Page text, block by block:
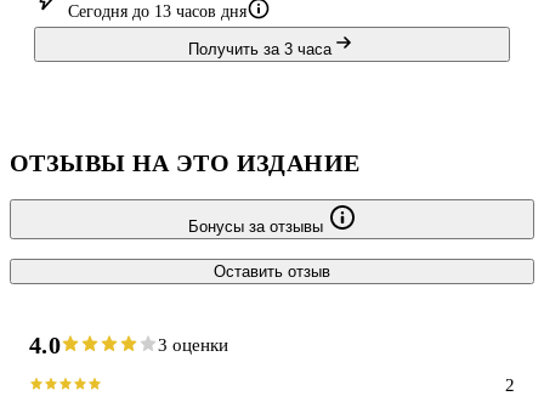
Сегодня до 13 часов дня
Получить за 3 часа
ОТЗЫВЫ НА ЭТО ИЗДАНИЕ
Бонусы за отзывы
Оставить отзыв
4.0 3 оценки
2